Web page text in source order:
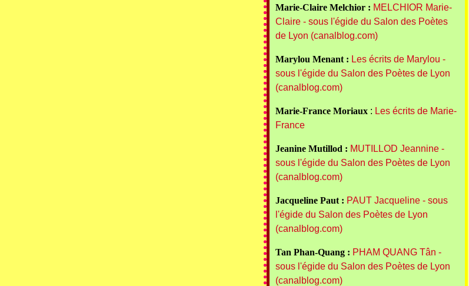
Marie-Claire Melchior : MELCHIOR Marie-
Claire - sous l'égide du Salon des Poètes
de Lyon (canalblog.com)
Marylou Menant : Les écrits de Marylou -
sous l'égide du Salon des Poètes de Lyon
(canalblog.com)
Marie-France Moriaux: Les écrits de Marie-
France
Jeanine Mutillod : MUTILLOD Jeannine -
sous l'égide du Salon des Poètes de Lyon
(canalblog.com)
Jacqueline Paut : PAUT Jacqueline - sous
l'égide du Salon des Poètes de Lyon
(canalblog.com)
Tan Phan-Quang : PHAM QUANG Tân -
sous l'égide du Salon des Poètes de Lyon
(canalblog.com)